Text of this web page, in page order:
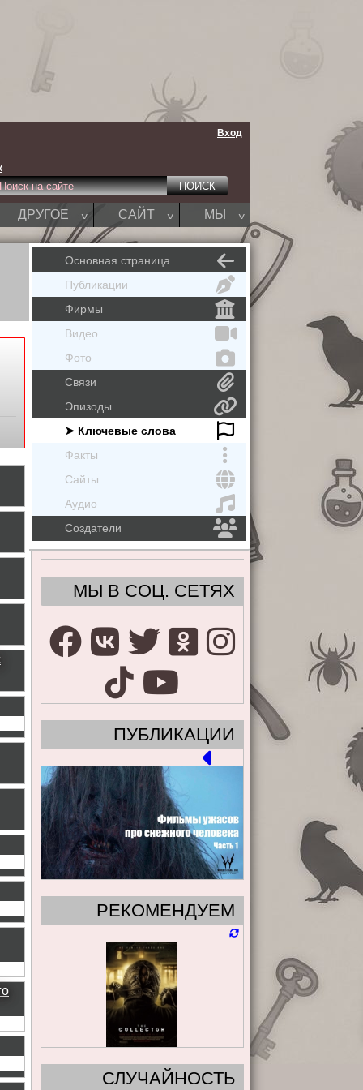
Вход
ДРУГОЕ ^ САЙТ ^ МЫ ^
Основная страница
Публикации
Фирмы
Видео
Фото
Связи
Эпизоды
➤ Ключевые слова
Факты
Сайты
Аудио
Создатели
МЫ В СОЦ. СЕТЯХ
ПУБЛИКАЦИИ
РЕКОМЕНДУЕМ
СЛУЧАЙНОСТЬ